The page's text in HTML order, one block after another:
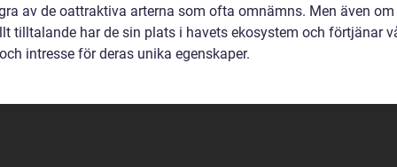
av de oattraktiva arterna som ofta omnämns. Men även om
tilltalande har de sin plats i havets ekosystem och förtjänar
intresse för deras unika egenskaper.